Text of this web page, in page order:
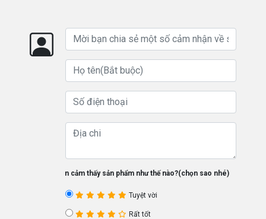
Bạn cảm thấy sản phẩm như thế nào?(chọn sao nhé)
Tuyệt vời
Rất tốt